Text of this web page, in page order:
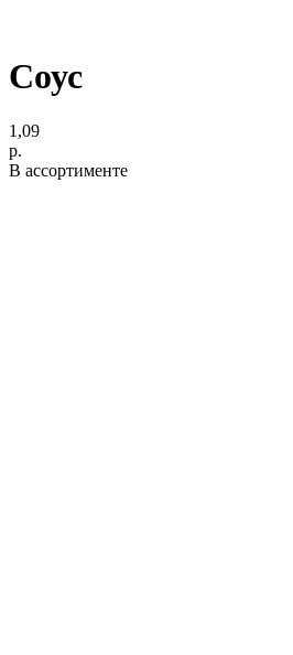
Соус
1,09
р.
В ассортименте